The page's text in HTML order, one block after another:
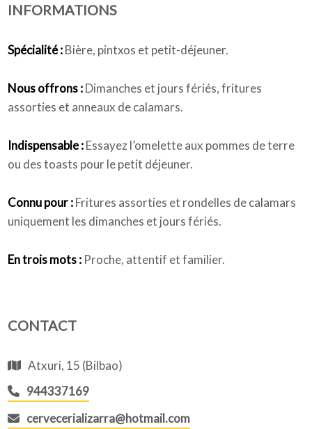
INFORMATIONS
Spécialité :Bière, pintxos et petit-déjeuner.
Nous offrons :Dimanches et jours fériés, fritures
assorties et anneaux de calamars.
Indispensable :Essayez l’omelette aux pommes de terre
ou des toasts pour le petit déjeuner.
Connu pour :Fritures assorties et rondelles de calamars
uniquement les dimanches et jours fériés.
En trois mots : Proche, attentif et familier.
CONTACT
Atxuri, 15 (Bilbao)
944337169
cervecerializarra@hotmail.com